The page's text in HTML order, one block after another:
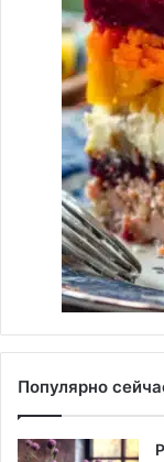
Популярно